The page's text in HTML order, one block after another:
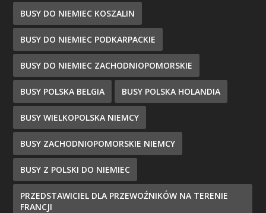
BUSY DO NIEMIEC KOSZALIN
BUSY DO NIEMIEC PODKARPACKIE
BUSY DO NIEMIEC ZACHODNIOPOMORSKIE
BUSY POLSKA BELGIA BUSY POLSKA HOLANDIA
BUSY WIELKOPOLSKA NIEMCY
BUSY ZACHODNIOPOMORSKIE NIEMCY
BUSY Z POLSKI DO NIEMIEC
PRZEDSTAWICIEL DLA PRZEWOŹNIKÓW NA TERENIE
FRANCJI